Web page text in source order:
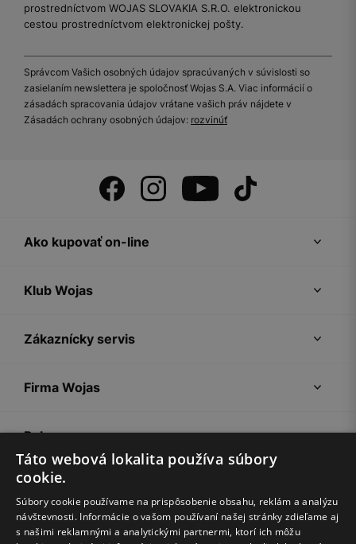
prostredníctvom WOJAS SLOVAKIA S.R.O. elektronickou
cestou prostredníctvom elektronickej pošty.
Správcom Vašich osobných údajov spracúvaných v súvislosti so
zasielaním newslettera je spoločnosť Wojas S.A. Viac informácií o
zásadách spracovania údajov vrátane vašich práv nájdete v
Zásadách ochrany osobných údajov: rozvinúť
Ako kupovať on-line
Klub Wojas
Zákaznícky servis
Firma Wojas
Pokyny
Táto webová lokalita používa súbory
cookie.
Súbory cookie používame na prispôsobenie obsahu, reklám a analýzu
návštevnosti. Informácie o vašom používaní našej stránky zdieľame aj
s našimi reklamnými a analytickými partnermi, ktorí ich môžu